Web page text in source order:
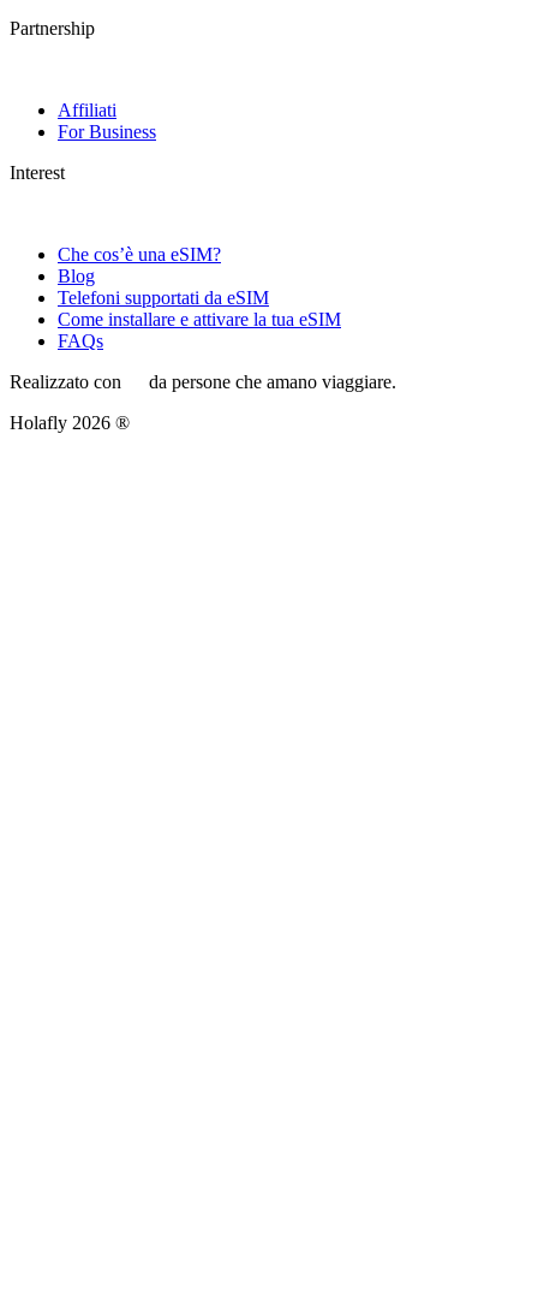
Partnership
Affiliati
For Business
Interest
Che cos’è una eSIM?
Blog
Telefoni supportati da eSIM
Come installare e attivare la tua eSIM
FAQs
Realizzato con
da persone che amano viaggiare.
Holafly 2026 ®